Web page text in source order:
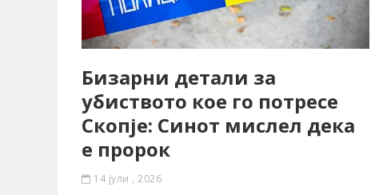
Бизарни детали за
убиството кое го потресе
Скопје: Синот мислел дека
е пророк
14 јули , 2026